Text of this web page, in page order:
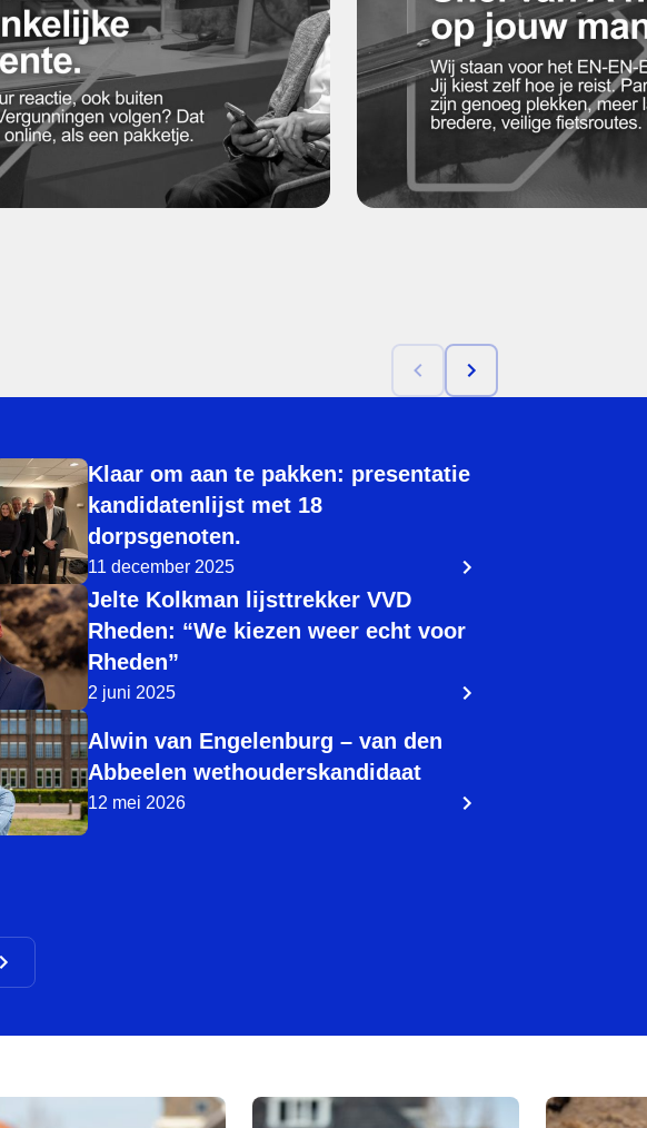
Klaar om aan te pakken: presentatie
kandidatenlijst met 18
dorpsgenoten.
11 december 2025
Jelte Kolkman lijsttrekker VVD
Rheden: “We kiezen weer echt voor
Rheden”
2 juni 2025
Alwin van Engelenburg – van den
Abbeelen wethouderskandidaat
12 mei 2026